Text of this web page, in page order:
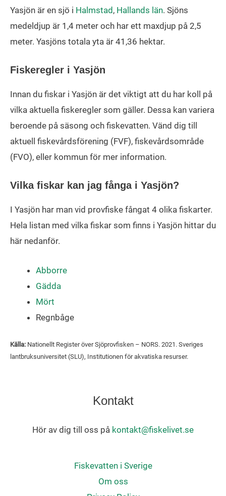
Yasjön är en sjö i Halmstad, Hallands län. Sjöns
medeldjup är 1,4 meter och har ett maxdjup på 2,5
meter. Yasjöns totala yta är 41,36 hektar.
Fiskeregler i Yasjön
Innan du fiskar i Yasjön är det viktigt att du har koll på
vilka aktuella fiskeregler som gäller. Dessa kan variera
beroende på säsong och fiskevatten. Vänd dig till
aktuell fiskevårdsförening (FVF), fiskevårdsområde
(FVO), eller kommun för mer information.
Vilka fiskar kan jag fånga i Yasjön?
I Yasjön har man vid provfiske fångat 4 olika fiskarter.
Hela listan med vilka fiskar som finns i Yasjön hittar du
här nedanför.
Abborre
Gädda
Mört
Regnbåge
Källa: Nationellt Register över Sjöprovfisken – NORS. 2021. Sveriges
lantbruksuniversitet (SLU), Institutionen för akvatiska resurser.
Kontakt
Hör av dig till oss på kontakt@fiskelivet.se
Fiskevatten i Sverige
Om oss